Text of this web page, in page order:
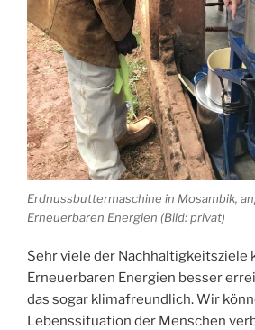
Erdnussbuttermaschine in Mosambik,
Erneuerbaren Energien (Bild: privat)
Sehr viele der Nachhaltigkeitsziele
Erneuerbaren Energien besser
das sogar klimafreundlich. Wir
Lebenssituation der Menschen